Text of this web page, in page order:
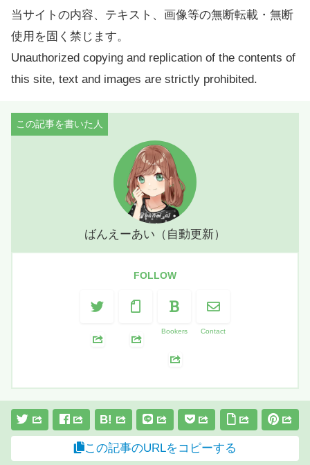
当サイトの内容、テキスト、画像等の無断転載・無断
使用を固く禁じます。
Unauthorized copying and replication of the contents of
this site, text and images are strictly prohibited.
ばんえーあい（自動更新）
FOLLOW
Bookers Contact
B!
この記事のURLをコピーする